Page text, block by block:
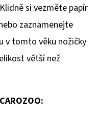
si vezměte papír
zaznamenejte
v tomto věku nožičky
větší než